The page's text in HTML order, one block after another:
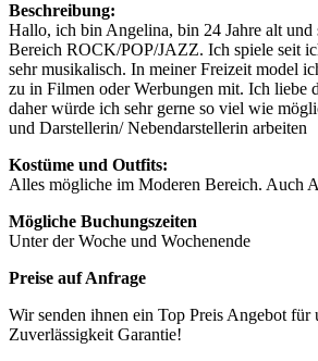
Beschreibung:
Hallo, ich bin Angelina, bin 24 Jahre alt und
Bereich ROCK/POP/JAZZ. Ich spiele seit
sehr musikalisch. In meiner Freizeit model
zu in Filmen oder Werbungen mit. Ich liebe
daher würde ich sehr gerne so viel wie
und Darstellerin/ Nebendarstellerin arbeiten
Kostüme und Outfits:
Alles mögliche im Moderen Bereich. Auch
Mögliche Buchungszeiten
Unter der Woche und Wochenende
Preise auf Anfrage
Wir senden ihnen ein Top Preis Angebot für
Zuverlässigkeit Garantie!